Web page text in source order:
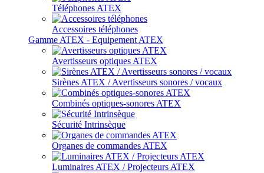
Téléphones ATEX
Accessoires téléphones
Gamme ATEX - Equipement ATEX
Avertisseurs optiques ATEX
Sirènes ATEX / Avertisseurs sonores / vocaux
Combinés optiques-sonores ATEX
Sécurité Intrinsèque
Organes de commandes ATEX
Luminaires ATEX / Projecteurs ATEX